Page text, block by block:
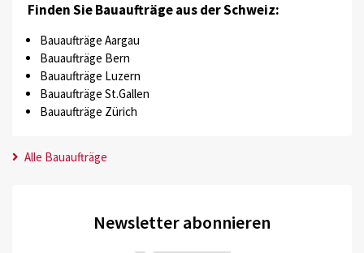
Finden Sie Bauaufträge aus der Schweiz:
Bauaufträge Aargau
Bauaufträge Bern
Bauaufträge Luzern
Bauaufträge St.Gallen
Bauaufträge Zürich
Alle Bauaufträge
Newsletter abonnieren